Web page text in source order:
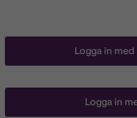
Logga in
Logga in